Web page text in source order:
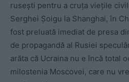
rusești pentru a cruța viețile
Serghei Șoigu la Shanghai, în
fost preluată imediat de presa
de propagandă al Rusiei
arăta că Ucraina nu e încă total
milostenia Moscovei, care nu